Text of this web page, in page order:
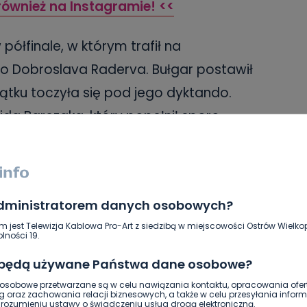
danych osobowych?
jest Telewizja Kablowa Pro-Art z siedzibą w miejscowości Ostrów
19.
używane Państwa dane osobowe?
przetwarzane są w celu nawiązania kontaktu, opracowania
oraz zachowania relacji biznesowych, a także w celu przesyłania
ustawy o świadczeniu usług drogą elektroniczną.
na Instagramie! <<
w którym trafił na
Raderva. Bułgar postawił
toczyła się pod jego dyktando.
Barczaka, który popełnił sporo
na porażkę i możliwość walki co
miesięcy temu Dawid wraz z
walkę o złoto. Z trzeciego miejsca są
Dawid na arenie krajowej nie
dominując w kategorii do 71 kg